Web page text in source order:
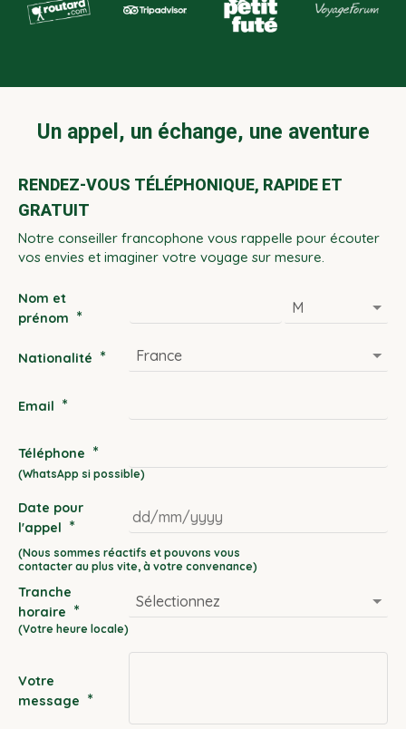
Un appel, un échange, une aventure
RENDEZ-VOUS TÉLÉPHONIQUE, RAPIDE ET
GRATUIT
Notre conseiller francophone vous rappelle pour écouter
vos envies et imaginer votre voyage sur mesure.
Nom et
prénom *
Nationalité *
Email *
Téléphone *
Date pour
l'appel *
DD
slash
MM
slash
Tranche
horaire *
Votre
message *